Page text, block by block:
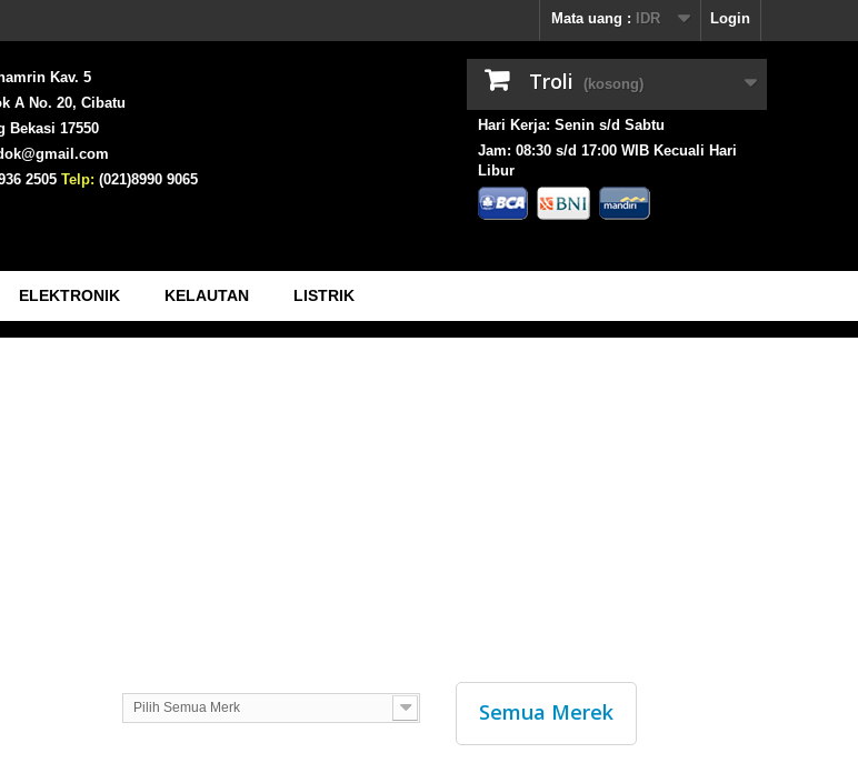
Login
Mata uang : IDR
Kav. 5
A No. 20, Cibatu
Bekasi 17550
2505 Telp: (021)8990 9065
Troli (kosong)
Hari Kerja: Senin s/d Sabtu
Jam: 08:30 s/d 17:00 WIB Kecuali Hari
Libur
ELEKTRONIK KELAUTAN LISTRIK
Pilih Semua Merk Semua Merek